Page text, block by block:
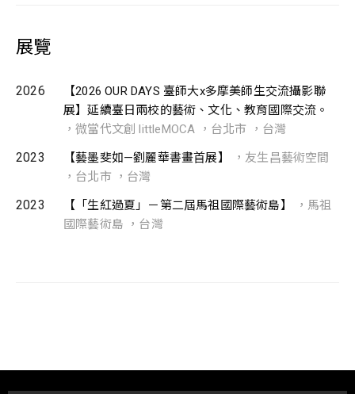
展覽
2026
【2026 OUR DAYS 臺師大x多摩美師生交流攝影聯
展】延續臺日兩校的藝術、文化、教育國際交流。
，微當代文創 littleMOCA ，台北市 ，台灣
2023 【藝墨斐如—劉麗華書畫⾸展】
，友⽣昌藝術空間
，台北市 ，台灣
2023 【「生紅過夏」－第二屆馬祖國際藝術島】
，馬祖
國際藝術島 ，台灣